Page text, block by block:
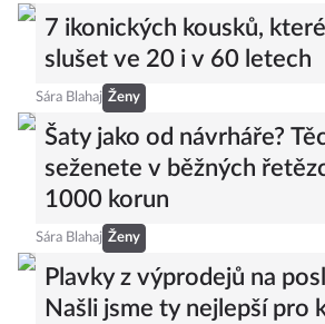
7 ikonických kousků,
slušet ve 20 i v 60 letech
Sára Blahaj Ženy
Šaty jako od návrháře?
seženete v běžných
1000 korun
Sára Blahaj Ženy
Plavky z výprodejů na
Našli jsme ty nejlepší pro